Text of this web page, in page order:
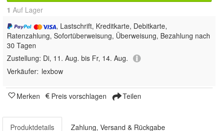
1 Auf Lager
, Lastschrift, Kreditkarte, Debitkarte,
Ratenzahlung, Sofortüberweisung, Überweisung, Bezahlung nach
30 Tagen
Zustellung: Di, 11. Aug. bis Fr, 14. Aug.
Verkäufer: lexbow
Merken Preis vorschlagen Teilen
Produktdetails Zahlung, Versand & Rückgabe